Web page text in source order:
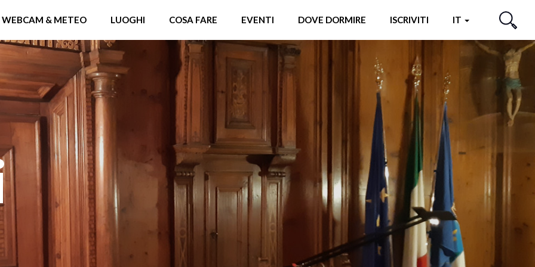
WEBCAM & METEO LUOGHI COSA FARE EVENTI DOVE DORMIRE ISCRIVITI IT
CERCA